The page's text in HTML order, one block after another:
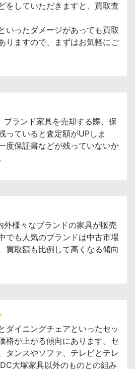
をしていただきますと、買取査
いったダメージがあっても買取
りますので、まずはお気軽にご
ブランド家具を売却する際、保
っていると査定額がUPしま
度保証書などが残っていないか
外様々なブランドの家具が販売
でも人気のブランドは中古市場
買取額も比例して高くなる傾向
ダイニングチェアといったセッ
格が上がる傾向にあります。セ
タンスやソファ、テレビとテレ
大塚家具以外のものとの組み